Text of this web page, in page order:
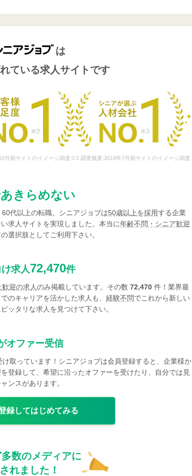
は
ている求人サイトです
期サイトのイメージ調査※2 調査概要:2019年7月期サイトのイメージ調査
きらめない
代以上の転職。シニアジョブは50歳以上を採用する企業
求人サイトを実現しました。本当に年齢不問・シニア歓迎
選択肢としてご利用下さい。
求人72,470件
迎の求人のみ掲載しています。その数 72,470 件！業界最
のキャリアを活かした求人も、 経験不問でこれから新しい
ッタリな求人を見つけて下さい。
オファー受信
取っています！シニアジョブは会員登録すると、企業様か
登録して、希望に沿ったオファーを受けたり、自分では見
ンスがあります。
録してはじめてみる
数のメディアに
れました！